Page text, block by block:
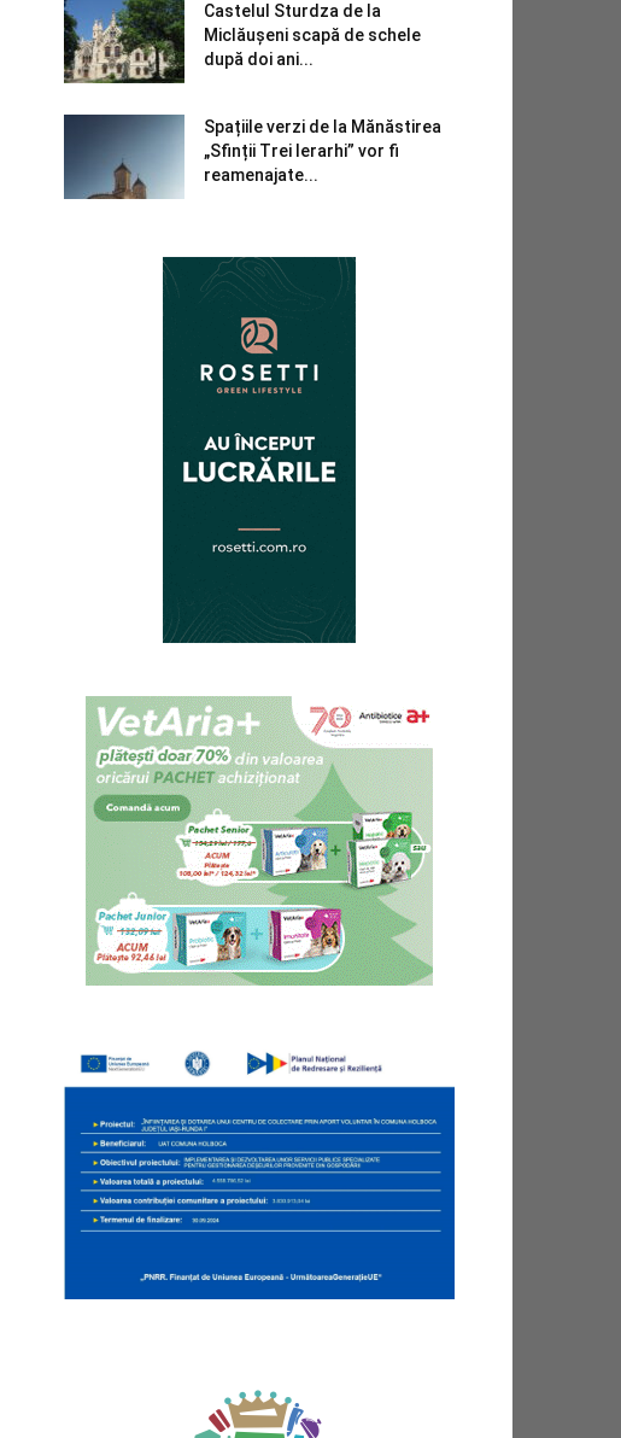
Castelul Sturdza de la
Miclăușeni scapă de schele
după doi ani...
Spațiile verzi de la Mănăstirea
„Sfinții Trei Ierarhi” vor fi
reamenajate...